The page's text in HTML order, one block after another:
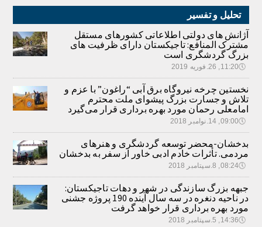
تحلیل و تفسیر
آژانش های دولتی اطلاعاتی کشورهای مستقل
مشترک المنافع: تاجیکستان دارای ظرفیت های
بزرگ گردشگری است
🕔11:20, 26.فوریه 2019
نخستین چرخه نیروگاه برق آبی “راغون” با عزم و
تلاش و جسارت بزرگ پیشوای ملت محترم
امامعلی رحمان مورد بهره برداری قرار می‌گیرد
🕔09:00, 14.نوامبر 2018
بدخشان-محضر توسعه گردشگری و هنرهای
مردمی. تأثرات خادم ادبی خاور از سفر به بدخشان
🕔08:24, 8.سپتامبر 2018
جبهه بزرگ سازندگی در شهر و دهات تاجیکستان:
در ناحیه دنغره در سه سال آینده 190 پروژه جشنی
مورد بهره برداری قرار خواهد گرفت
🕔14:36, 5.سپتامبر 2018